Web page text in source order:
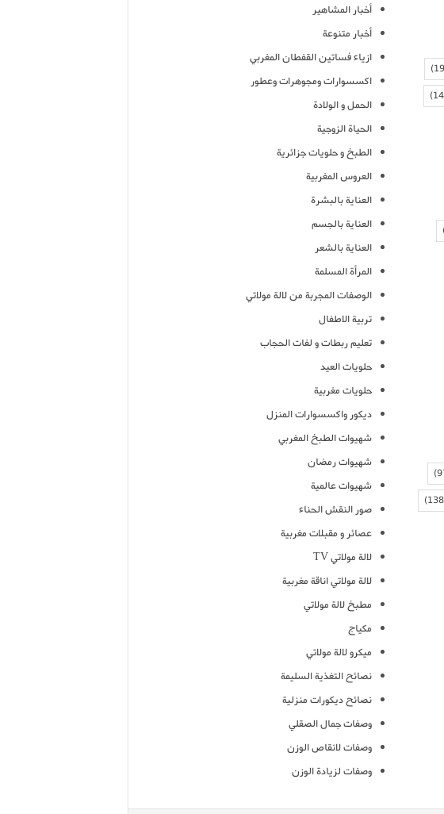
أخبار المشاهير
أخبار متنوعة
ازياء فساتين القفطان المغربي
اكسسوارات ومجوهرات وعطور
الحمل و الولادة
الحياة الزوجية
الطبخ و حلويات جزائرية
العروس المغربية
العناية بالبشرة
العناية بالجسم
العناية بالشعر
المرأة المسلمة
الوصفات المجربة من لالة مولاتي
تربية الاطفال
تعليم ربطات و لفات الحجاب
حلويات العيد
حلويات مغربية
ديكور واكسسوارات المنزل
شهيوات الطبخ المغربي
شهيوات رمضان
شهيوات عالمية
صور النقش الحناء
عصائر و مقبلات مغربية
لالة مولاتي TV
لالة مولاتي اناقة مغربية
مطبخ لالة مولاتي
مكياج
ميكرو لالة مولاتي
نصائح التغذية السليمة
نصائح ديكورات منزلية
وصفات جمال الصقلي
وصفات لانقاص الوزن
وصفات لزيادة الوزن